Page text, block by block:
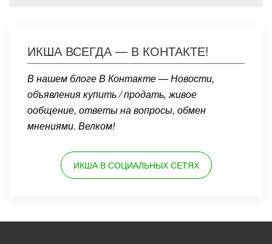
ИКША ВСЕГДА — В КОНТАКТЕ!
В нашем блоге В Контакте — Новости,
объявления купить / продать, живое
ообщение, ответы на вопросы, обмен
мнениями. Велком!
ИКША В СОЦИАЛЬНЫХ СЕТЯХ